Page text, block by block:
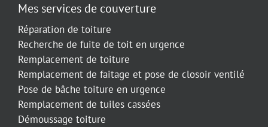
Mes services de couverture
Réparation de toiture
Recherche de fuite de toit en urgence
Remplacement de toiture
Remplacement de faitage et pose de closoir ventilé
Pose de bâche toiture en urgence
Remplacement de tuiles cassées
Démoussage toiture